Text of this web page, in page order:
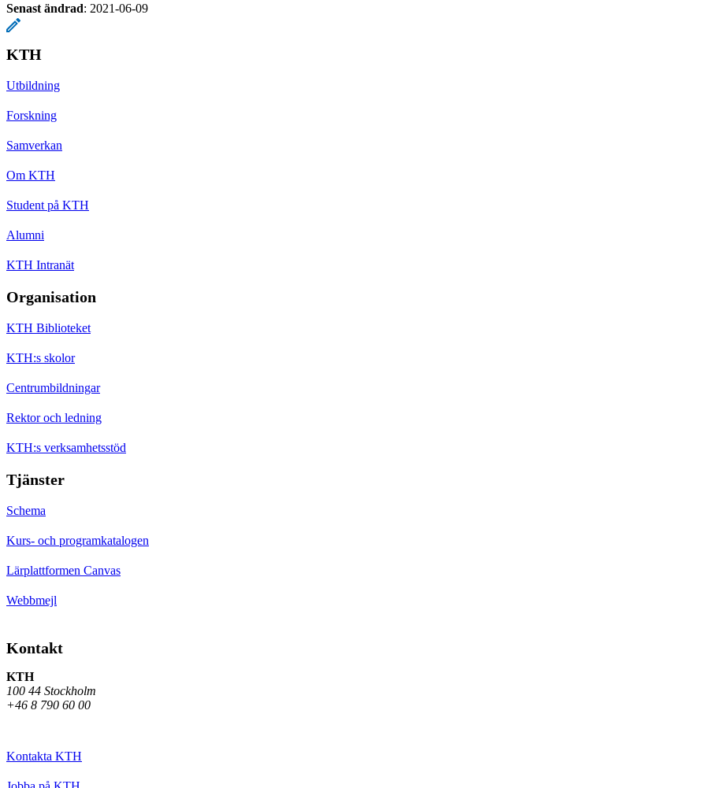
Senast ändrad: 2021-06-09
KTH
Utbildning
Forskning
Samverkan
Om KTH
Student på KTH
Alumni
KTH Intranät
Organisation
KTH Biblioteket
KTH:s skolor
Centrumbildningar
Rektor och ledning
KTH:s verksamhetsstöd
Tjänster
Schema
Kurs- och programkatalogen
Lärplattformen Canvas
Webbmejl
Kontakt
KTH
100 44 Stockholm
+46 8 790 60 00
Kontakta KTH